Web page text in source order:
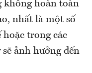
không hoàn toàn
nhất là một số
hoặc trong các
ảnh hưởng đến